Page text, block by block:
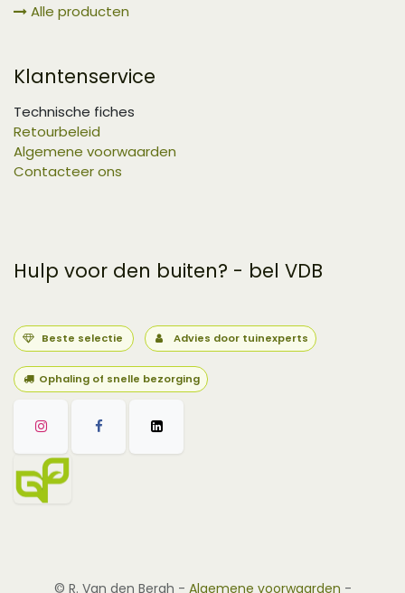
Alle producten
Klantenservice
Technische fiches
Retourbeleid
Algemene voorwaarden
Contacteer ons
Hulp voor den buiten? - bel VDB
Beste selectie Advies door tuinexperts
Ophaling of snelle bezorging
© R. Van den Bergh - Algemene voorwaarden -